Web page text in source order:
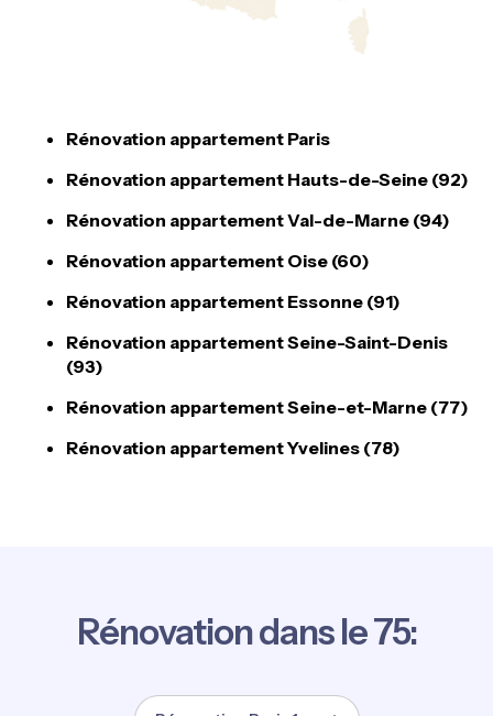
Rénovation appartement Paris
Rénovation appartement Hauts-de-Seine (92)
Rénovation appartement Val-de-Marne (94)
Rénovation appartement Oise (60)
Rénovation appartement Essonne (91)
Rénovation appartement Seine-Saint-Denis
(93)
Rénovation appartement Seine-et-Marne (77)
Rénovation appartement Yvelines (78)
Rénovation dans le 75: